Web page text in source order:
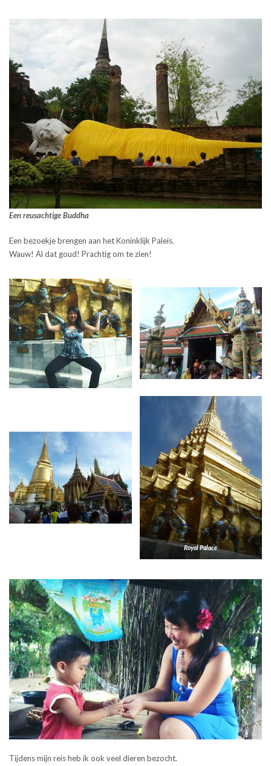
Een reusachtige Buddha
Een bezoekje brengen aan het Koninklijk Paleis.
Wauw! Al dat goud! Prachtig om te zien!
Royal Palace
Tijdens mijn reis heb ik ook veel dieren bezocht.